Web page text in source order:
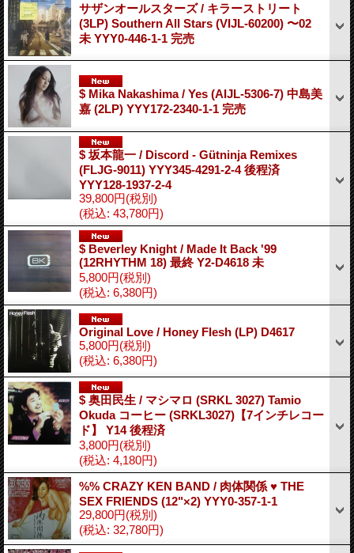
サザンオールスターズ / キラーストリート
(3LP) Southern All Stars (VIJL-60200) 〜02
未 YYY0-446-1-1 完売
$ Mika Nakashima / Yes (AIJL-5306-7) 中島美
嘉 (2LP) YYY172-2340-1-1 完売
$ 坂本龍一 / Discord - Gütninja Remixes
(FLJG-9011) YYY345-4291-2-4 後程済
YYY128-1937-2-4
39,800円(税別)
(税込: 43,780円)
$ Beverley Knight / Made It Back '99
(12RHYTHM 18) 最終 Y2-D4618 未
5,800円(税別)
(税込: 6,380円)
Original Love / Honey Flesh (LP) D4617
5,800円(税別)
(税込: 6,380円)
$ 奥田民生 / マシマロ (SRKL 3027) Tamio
Okuda コーヒー (SRKL3027)【7インチレコー
ド】 Y14 後程済
3,800円(税別)
(税込: 4,180円)
%% CRAZY KEN BAND / 肉体関係 ♥ THE
SEX FRIENDS (12"×2) YYY0-357-1-1
29,800円(税別)
(税込: 32,780円)